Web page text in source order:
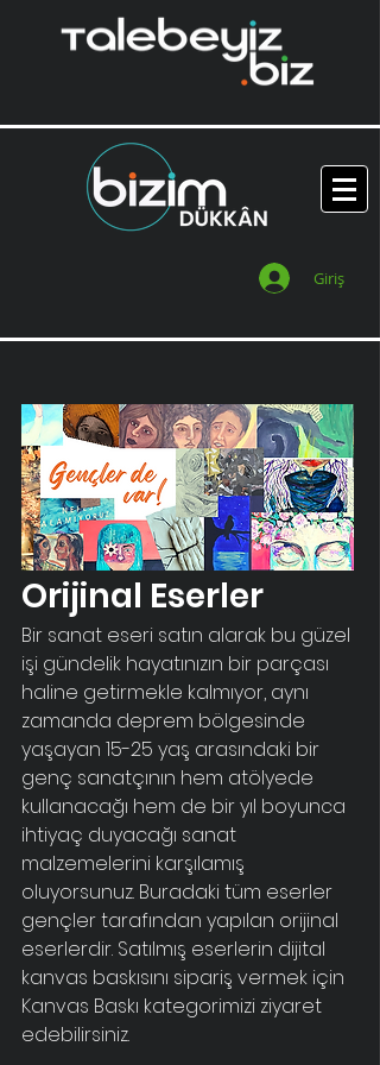
Giriş
Orijinal Eserler
Bir sanat eseri satın alarak bu güzel
işi gündelik hayatınızın bir parçası
haline getirmekle kalmıyor, aynı
zamanda deprem bölgesinde
yaşayan 15-25 yaş arasındaki bir
genç sanatçının hem atölyede
kullanacağı hem de bir yıl boyunca
ihtiyaç duyacağı sanat
malzemelerini karşılamış
oluyorsunuz. Buradaki tüm eserler
gençler tarafından yapılan orijinal
eserlerdir. Satılmış eserlerin dijital
kanvas baskısını sipariş vermek için
Kanvas Baskı kategorimizi ziyaret
edebilirsiniz.